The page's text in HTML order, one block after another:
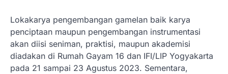
Lokakarya pengembangan gamelan baik karya
penciptaan maupun pengembangan instrumentasi
akan diisi seniman, praktisi, maupun akademisi
diadakan di Rumah Gayam 16 dan IFI/LIP Yogyakarta
pada 21 sampai 23 Agustus 2023. Sementara,